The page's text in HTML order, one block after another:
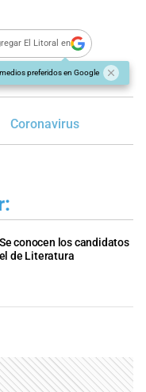
El Litoral en
preferidos en Google
Coronavirus
Se conocen los candidatos
de Literatura